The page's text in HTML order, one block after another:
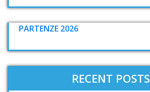
PARTENZE 2026
RECENT POSTS